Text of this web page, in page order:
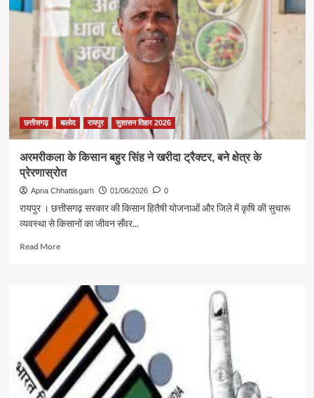
निधिरू
सहायता
राशि
आसान
हुई
खेती
छत्तीसगढ़ बालोद रायपुर सुशासन तिहार 2026
अरमरीकला के किसान बहुर सिंह ने खरीदा ट्रैक्टर, बने क्षेत्र के
प्रेरणास्रोत
Apna Chhattisgarh 01/06/2026 0
रायपुर । छत्तीसगढ़ सरकार की किसान हितैषी योजनाओं और जिले में कृषि की सुचारू
व्यवस्था से किसानों का जीवन सँवर...
Read MoreRead
अरमरीकला
किसान
बहुर
ने
खरीदा
ट्रैक्टर,
बने